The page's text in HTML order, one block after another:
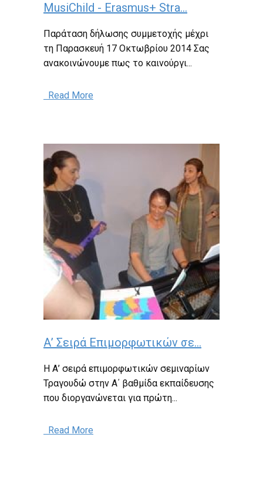
MusiChild - Erasmus+ Stra...
Παράταση δήλωσης συμμετοχής μέχρι
τη Παρασκευή 17 Οκτωβρίου 2014 Σας
ανακοινώνουμε πως το καινούργι...
Read More
Α’ Σειρά Επιμορφωτικών σε...
Η Α’ σειρά επιμορφωτικών σεμιναρίων
Τραγουδώ στην Α΄ βαθμίδα εκπαίδευσης
που διοργανώνεται για πρώτη...
Read More